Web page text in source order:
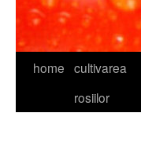
home cultivarea
rosiilor